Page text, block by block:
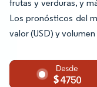
frutas y verduras, y
Los pronósticos del
valor (USD) y
4750